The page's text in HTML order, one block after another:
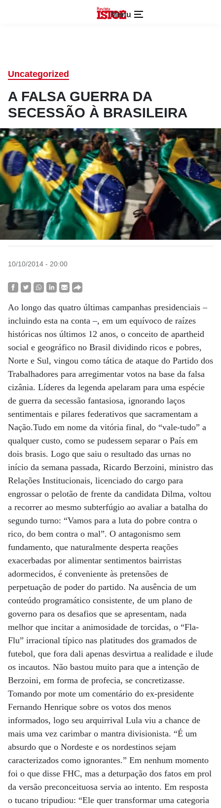
Menu
Uncategorized
A FALSA GUERRA DA
SECESSÃO À BRASILEIRA
10/10/2014 - 20:00
Ao longo das quatro últimas campanhas presidenciais –
incluindo esta na conta –, em um equívoco de raízes
históricas nos últimos 12 anos, o conceito de apartheid
social e geográfico no Brasil dividindo ricos e pobres,
Norte e Sul, vingou como tática de ataque do Partido dos
Trabalhadores para arregimentar votos na base da falsa
cizânia. Líderes da legenda apelaram para uma espécie
de guerra da secessão fantasiosa, ignorando laços
sentimentais e pilares federativos que sacramentam a
Nação.Tudo em nome da vitória final, do “vale-tudo” a
qualquer custo, como se pudessem separar o País em
dois brasis. Logo que saiu o resultado das urnas no
início da semana passada, Ricardo Berzoini, ministro das
Relações Institucionais, licenciado do cargo para
engrossar o pelotão de frente da candidata Dilma, voltou
a recorrer ao mesmo subterfúgio ao avaliar a batalha do
segundo turno: “Vamos para a luta do pobre contra o
rico, do bem contra o mal”. O antagonismo sem
fundamento, que naturalmente desperta reações
exacerbadas por alimentar sentimentos bairristas
adormecidos, é conveniente às pretensões de
perpetuação de poder do partido. Na ausência de um
conteúdo programático consistente, de um plano de
governo para os desafios que se apresentam, nada
melhor que incitar a animosidade de torcidas, o “Fla-
Flu” irracional típico nas platitudes dos gramados de
futebol, que fora dali apenas desvirtua a realidade e ilude
os incautos. Não bastou muito para que a intenção de
Berzoini, em forma de profecia, se concretizasse.
Tomando por mote um comentário do ex-presidente
Fernando Henrique sobre os votos dos menos
informados, logo seu arquirrival Lula viu a chance de
mais uma vez carimbar o mantra divisionista. “É um
absurdo que o Nordeste e os nordestinos sejam
caracterizados como ignorantes.” Em nenhum momento
foi o que disse FHC, mas a deturpação dos fatos em prol
da versão preconceituosa servia ao intento. Em resposta
o tucano tripudiou: “Ele quer transformar uma categoria